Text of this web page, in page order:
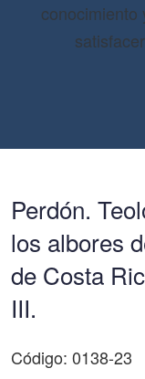
conocimiento
Perdón.
los albores
de Costa
III.
Código: 0138-23